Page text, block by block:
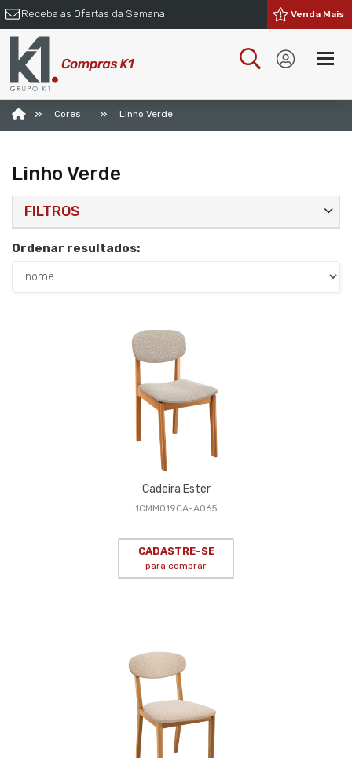
Receba as Ofertas da Semana Venda Mais
» Cores » Linho Verde
Linho Verde
FILTROS
Ordenar resultados:
Cadeira Ester
1CMM019CA-A065
CADASTRE-SE
para comprar